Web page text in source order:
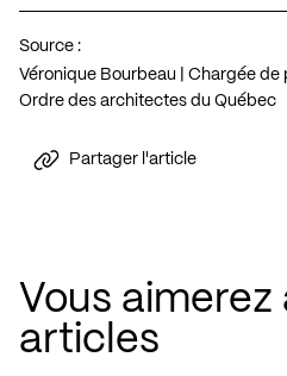
Source :
Véronique Bourbeau | Chargée de
Ordre des architectes du Québec
Partager l'article
Vous aimerez
articles